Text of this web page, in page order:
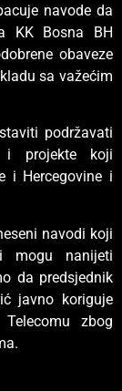
navode da
KK Bosna BH
obaveze
sa važećim
podržavati
i projekte koji
i Hercegovine i
navodi koji
mogu nanijeti
da predsjednik
javno koriguje
zbog